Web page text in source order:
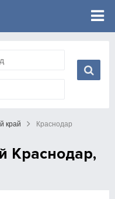
край Краснодар
Краснодар,